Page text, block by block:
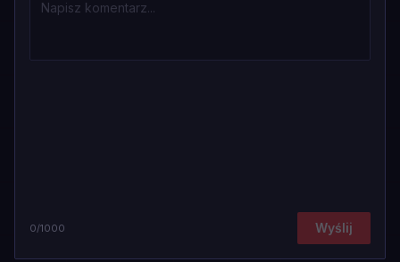
0/1000 Wyślij